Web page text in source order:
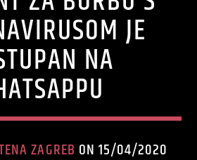
JE
NA
ZAGREB ON 15/04/2020